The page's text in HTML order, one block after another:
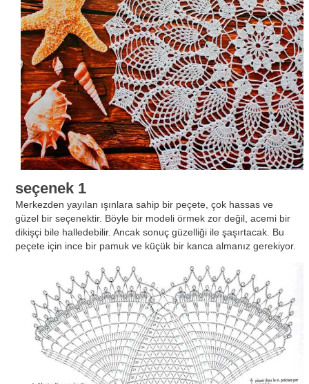
seçenek 1
Merkezden yayılan ışınlara sahip bir peçete, çok hassas ve
güzel bir seçenektir. Böyle bir modeli örmek zor değil, acemi bir
dikişçi bile halledebilir. Ancak sonuç güzelliği ile şaşırtacak. Bu
peçete için ince bir pamuk ve küçük bir kanca almanız gerekiyor.